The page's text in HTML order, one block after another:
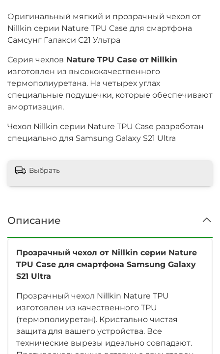
Оригинальный мягкий и прозрачный чехол от
Nillkin серии Nature TPU Case для смартфона
Самсунг Галакси С21 Ультра
Cерия чехлов Nature TPU Case от Nillkin
изготовлен из высококачественного
термополиуретана. На четырех углах
специальные подушечки, которые обеспечивают
амортизация.
Чехол Nillkin серии Nature TPU Case разработан
специально для Samsung Galaxy S21 Ultra
Выбрать
Описание
Прозрачный чехол от Nillkin серии Nature
TPU Case для смартфона Samsung Galaxy
S21 Ultra
Прозрачный чехол Nillkin Nature TPU
изготовлен из качественного TPU
(термополиуретан). Кристально чистая
защита для вашего устройства. Все
технические вырезы идеально совпадают.